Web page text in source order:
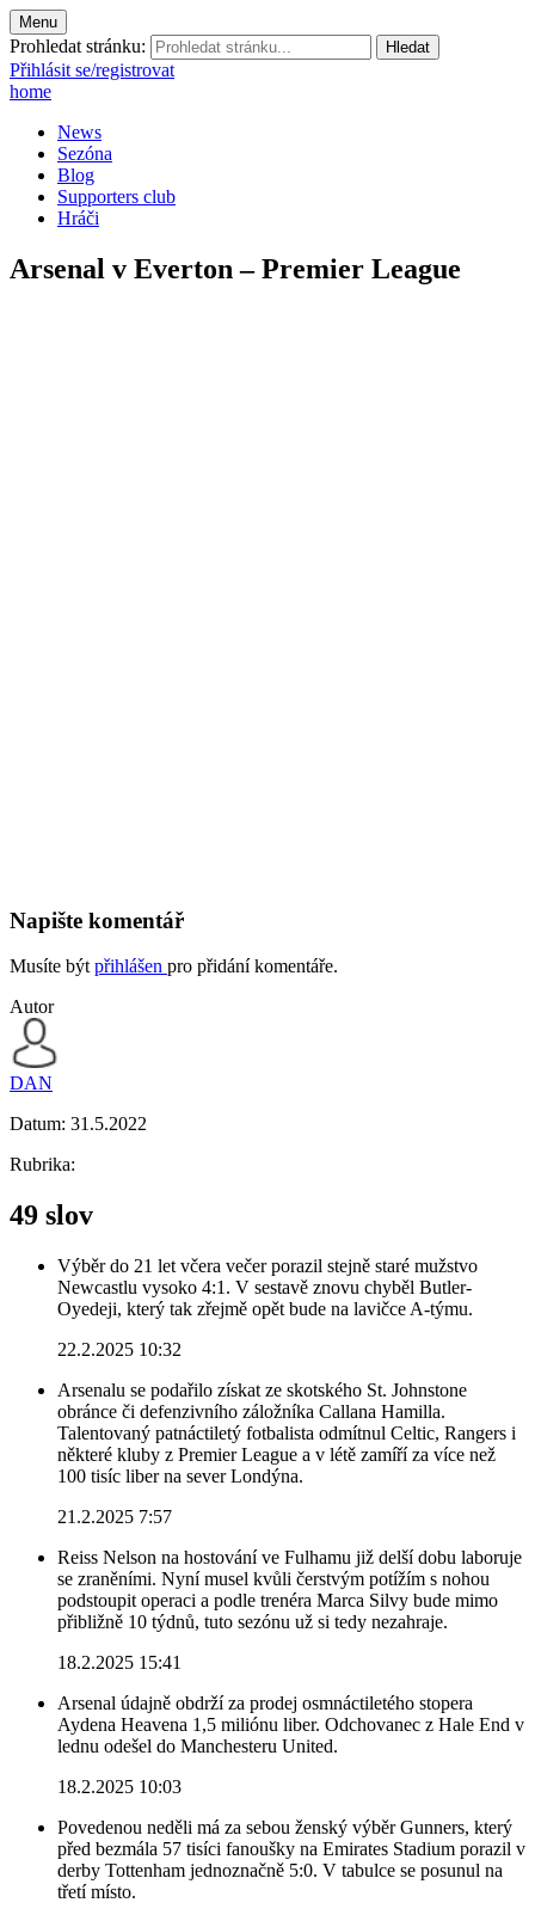
Menu
Prohledat stránku:
Přihlásit se/registrovat
home
News
Sezóna
Blog
Supporters club
Hráči
Arsenal v Everton – Premier League
Napište komentář
Musíte být přihlášen pro přidání komentáře.
Autor
DAN
Datum: 31.5.2022
Rubrika:
49 slov
Výběr do 21 let včera večer porazil stejně staré mužstvo
Newcastlu vysoko 4:1. V sestavě znovu chyběl Butler-
Oyedeji, který tak zřejmě opět bude na lavičce A-týmu.
22.2.2025 10:32
Arsenalu se podařilo získat ze skotského St. Johnstone
obránce či defenzivního záložníka Callana Hamilla.
Talentovaný patnáctiletý fotbalista odmítnul Celtic, Rangers i
některé kluby z Premier League a v létě zamíří za více než
100 tisíc liber na sever Londýna.
21.2.2025 7:57
Reiss Nelson na hostování ve Fulhamu již delší dobu laboruje
se zraněními. Nyní musel kvůli čerstvým potížím s nohou
podstoupit operaci a podle trenéra Marca Silvy bude mimo
přibližně 10 týdnů, tuto sezónu už si tedy nezahraje.
18.2.2025 15:41
Arsenal údajně obdrží za prodej osmnáctiletého stopera
Aydena Heavena 1,5 miliónu liber. Odchovanec z Hale End v
lednu odešel do Manchesteru United.
18.2.2025 10:03
Povedenou neděli má za sebou ženský výběr Gunners, který
před bezmála 57 tisíci fanoušky na Emirates Stadium porazil v
derby Tottenham jednoznačně 5:0. V tabulce se posunul na
třetí místo.